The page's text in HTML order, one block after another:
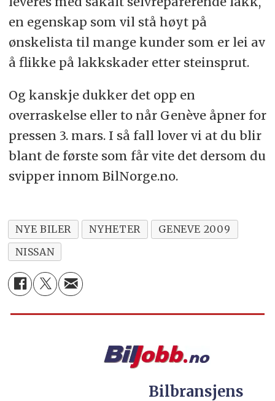
en egenskap som vil stå høyt på
ønskelista til mange kunder som er lei av
å flikke på lakkskader etter steinsprut.
Og kanskje dukker det opp en
overraskelse eller to når Genève åpner for
pressen 3. mars. I så fall lover vi at du blir
blant de første som får vite det dersom du
svipper innom BilNorge.no.
NYE BILER NYHETER
GENEVE 2009
NISSAN
Bilbransjens